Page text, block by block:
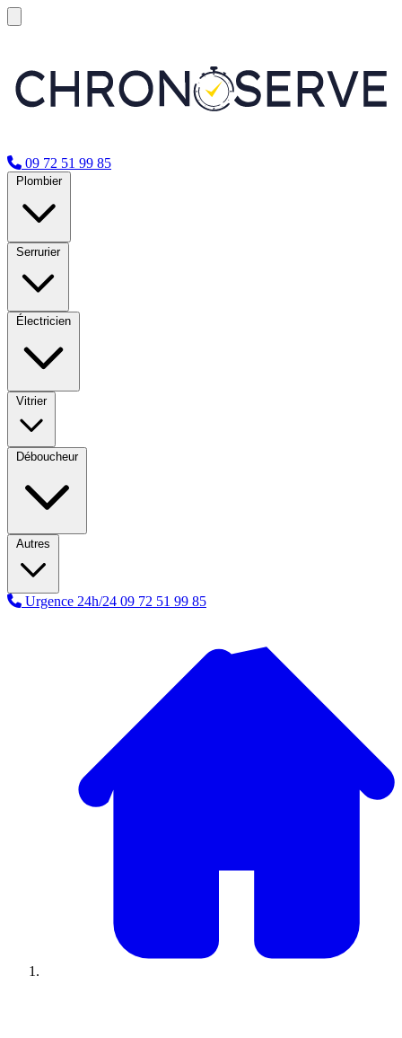
09 72 51 99 85
Plombier
Serrurier
Électricien
Vitrier
Déboucheur
Autres
Urgence 24h/24 09 72 51 99 85